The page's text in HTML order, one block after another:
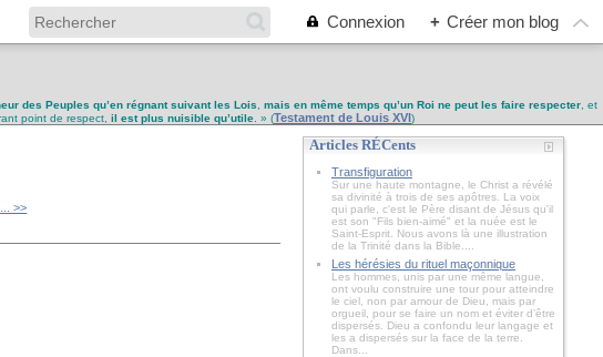
Connexion + Créer mon blog
des Peuples qu’en régnant suivant les Lois mais en même temps qu’un Roi ne peut les faire respecter, et
point de respect, il est plus nuisible qu’utile . » (Testament de Louis XVI)
>>
Articles RÉCents
Transfiguration
Sur une haute montagne, le Christ a révélé
sa divinité à trois de ses apôtres. La voix
qui parle, c'est le Père disant de Jésus qu'il
est son "Fils bien-aimé" et la nuée est le
Saint-Esprit. Nous avons là une illustration
de la Trinité dans la Bible....
Les hérésies du rituel maçonnique
Les hommes, unis par une même langue,
ont voulu construire une tour pour atteindre
le ciel, non par amour de Dieu, mais par
orgueil, pour se faire un nom et éviter d’être
dispersés. Dieu a confondu leur langage et
les a dispersés sur la face de la terre.
Dans...